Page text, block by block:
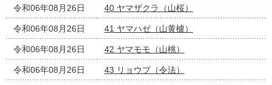
令和06年08月26日 40 ヤマザクラ（山桜）
令和06年08月26日 41 ヤマハゼ（山黄櫨）
令和06年08月26日 42 ヤマモモ（山桃）
令和06年08月26日 43 リョウブ（令法）